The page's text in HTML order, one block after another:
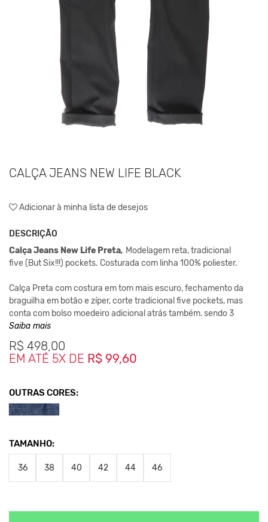
CALÇA JEANS NEW LIFE BLACK
Adicionar à minha lista de desejos
DESCRIÇÃO
Calça Jeans New Life Preta, Modelagem reta, tradicional
five (But Six!!!) pockets. Costurada com linha 100% poliester.
Calça Preta com costura em tom mais escuro, fechamento da
braguilha em botão e zíper, corte tradicional five pockets, mas
conta com bolso moedeiro adicional atrás também, sendo 3
bolsos frontais e três bolsos traseiros.
Super prática, confortável e com ótimo caimento, ideal para o
dia-a-dia complementando seu look de forma despojada.
92% Algodão / 06% Elastanomultiester / 02% Elastano
Medidas da peça
36 - Cintura 36cm / Comprimento 106cm
40 - Cintura 40cm / Comprimento 108cm
42 - Cintura 42cm / Comprimento 109cm
44 - Cintura 44cm / Comprimento 110cm
46 - Cintura 46cm / Comprimento 110cm
**As cores podem variar conforme a configuração do seu
Saiba mais
R$ 498,00
EM ATÉ 5X DE R$ 99,60
OUTRAS CORES:
TAMANHO:
36 38 40 42 44 46